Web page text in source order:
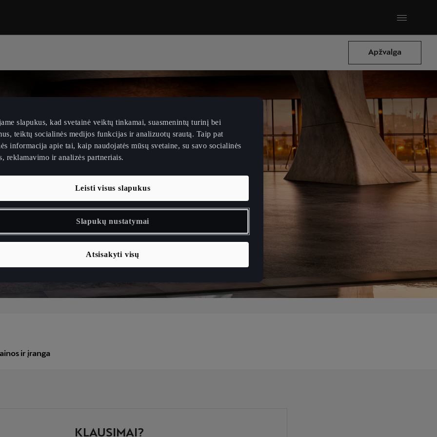
Apžvalga
KLAUSIMAI?
slapukus, kad svetainė veiktų tinkamai, suasmenintų turinį bei
teiktų socialinės medijos funkcijas ir analizuotų srautą. Taip pat
informacija apie tai, kaip naudojatės mūsų svetaine, su savo socialinės
reklamavimo ir analizės partneriais.
Atsisakyti visų
Leisti visus slapukus
Slapukų nustatymai